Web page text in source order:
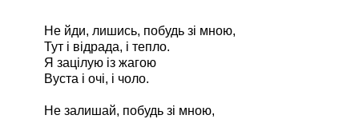
Не йди, лишись, побудь зі мною,
Тут і відрада, і тепло.
Я зацілую із жагою
Вуста і очі, і чоло.
Не залишай, побудь зі мною,